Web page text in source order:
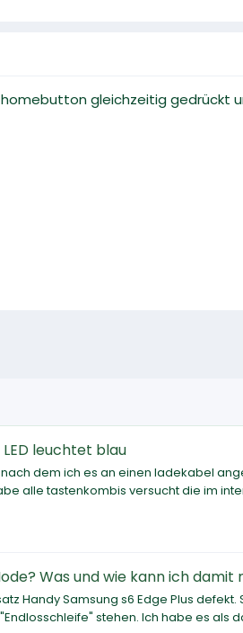
gleichzeitig gedrückt
leuchtet blau
dem ich es an einen ladekabel
alle tastenkombis versucht die im
Was und wie kann ich damit
Handy Samsung s6 Edge Plus defekt.
stehen. Ich habe es als